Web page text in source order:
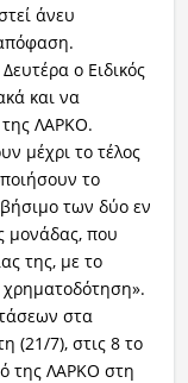
άνευ
ο Ειδικός
και να
της ΛΑΡΚΟ.
μέχρι το τέλος
το
των δύο εν
μονάδας, που
της, με το
χρηματοδότηση».
στα
(21/7), στις 8 το
της ΛΑΡΚΟ στη